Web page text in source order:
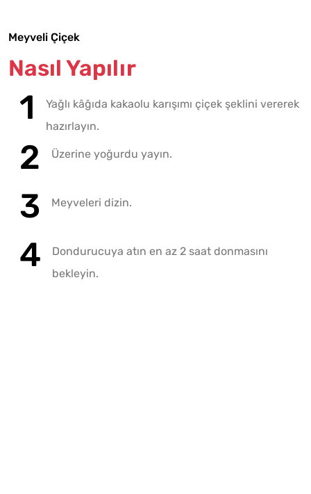
Meyveli Çiçek
Nasıl Yapılır
Yağlı kâğıda kakaolu karışımı çiçek şeklini vererek
hazırlayın.
Üzerine yoğurdu yayın.
Meyveleri dizin.
Dondurucuya atın en az 2 saat donmasını
bekleyin.